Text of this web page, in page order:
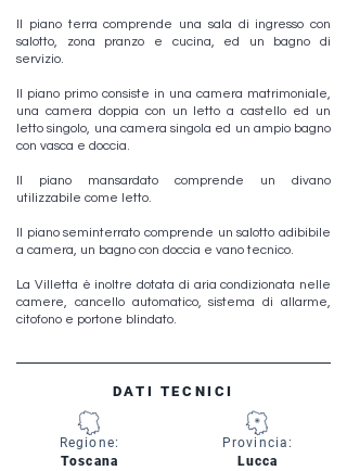
Il piano terra comprende una sala di ingresso con
salotto, zona pranzo e cucina, ed un bagno di
servizio.
Il piano primo consiste in una camera matrimoniale,
una camera doppia con un letto a castello ed un
letto singolo, una camera singola ed un ampio bagno
con vasca e doccia.
Il piano mansardato comprende un divano
utilizzabile come letto.
Il piano seminterrato comprende un salotto adibibile
a camera, un bagno con doccia e vano tecnico.
La Villetta è inoltre dotata di aria condizionata nelle
camere, cancello automatico, sistema di allarme,
citofono e portone blindato.
DATI TECNICI
Regione:
Toscana
Lucca
Provincia: